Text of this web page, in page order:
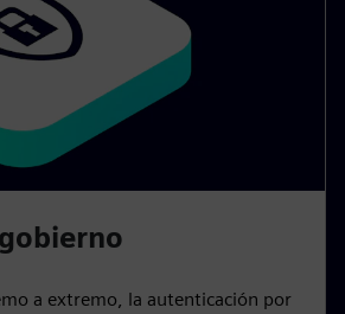
a extremo, la autenticación por